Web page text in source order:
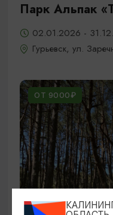
Парк Альпак
02.01.2026 -
Гурьевск, ул.
ОТ 9000₽